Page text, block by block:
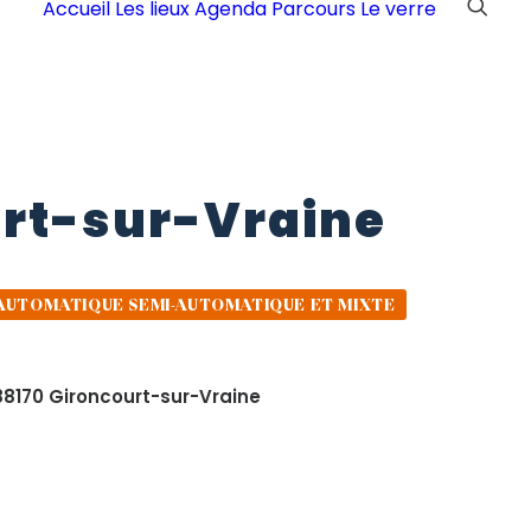
Accueil Les lieuxAgenda Parcours Le verre
sur-Vraine
SEMI-AUTOMATIQUE ET MIXTE
Gironcourt-sur-Vraine